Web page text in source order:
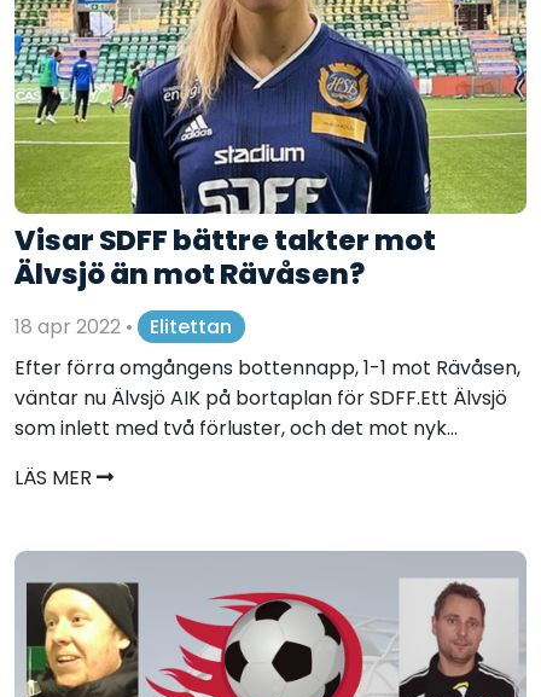
Visar SDFF bättre takter mot
Älvsjö än mot Rävåsen?
18 apr 2022 •
Elitettan
Efter förra omgångens bottennapp, 1-1 mot Rävåsen,
väntar nu Älvsjö AIK på bortaplan för SDFF.Ett Älvsjö
som inlett med två förluster, och det mot nyk...
LÄS MER